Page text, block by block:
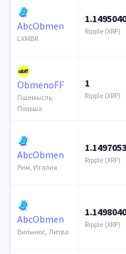
AbcObmen
LXMBR
Ripple (XRP)
ObmenoFF
Пшемысль,
Польша
1
Ripple (XRP)
AbcObmen
Рим, Италия
1.1497053
Ripple (XRP)
AbcObmen
Вильнюс, Литва
Ripple (XRP)